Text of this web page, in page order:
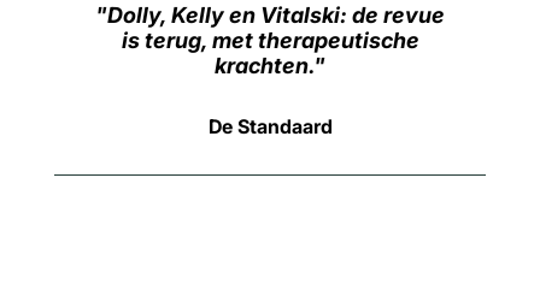
Dolly, Kelly en Vitalski: de revue
is terug, met therapeutische
krachten.
De Standaard